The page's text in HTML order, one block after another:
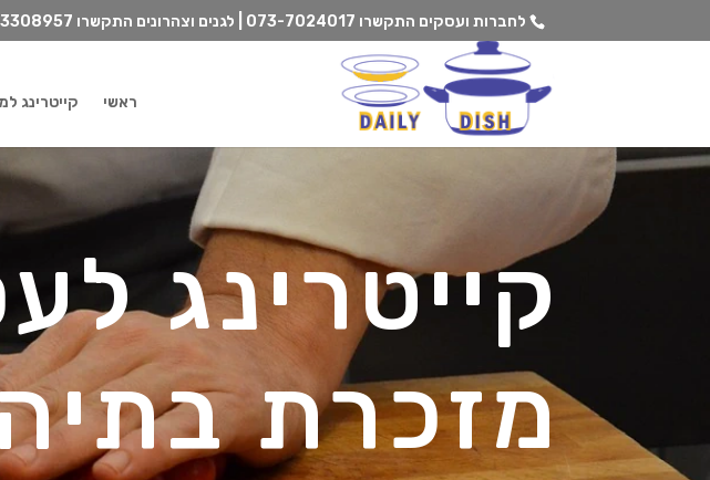
לחברות ועסקים התקשרו 073-7024017 | לגנים וצהרונים התקשרו
ראשי קייטרינג
קייטרינג
מזכרת